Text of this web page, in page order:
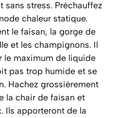
sans stress. Préchauffez
chaleur statique.
le faisan, la gorge de
et les champignons. Il
le maximum de liquide
pas trop humide et se
Hachez grossièrement
la chair de faisan et
Ils apporteront de la